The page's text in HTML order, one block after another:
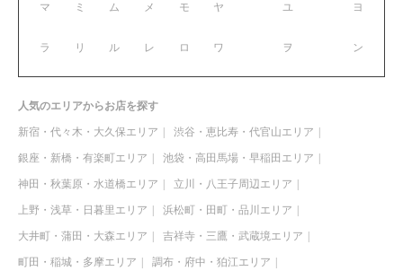
マ ミ ム メ モ
ラ リ ル レ ロ
ヤ ユ ヨ
ワ ヲ ン
人気のエリアからお店を探す
新宿・代々木・大久保エリア 渋谷・恵比寿・代官山エリア
銀座・新橋・有楽町エリア 池袋・高田馬場・早稲田エリア
神田・秋葉原・水道橋エリア 立川・八王子周辺エリア
上野・浅草・日暮里エリア 浜松町・田町・品川エリア
大井町・蒲田・大森エリア 吉祥寺・三鷹・武蔵境エリア
町田・稲城・多摩エリア 調布・府中・狛江エリア